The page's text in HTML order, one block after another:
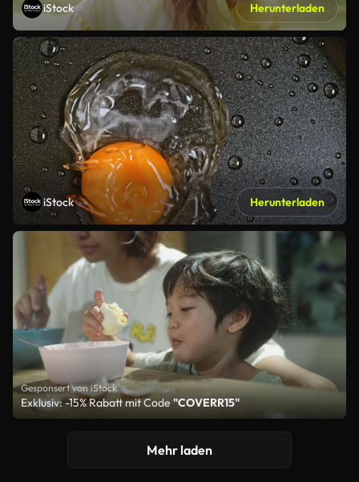
iStock Herunterladen
iStock Herunterladen
Gesponsert von iStock
Exklusiv: -15% Rabatt mit Code "COVERR15"
Mehr laden